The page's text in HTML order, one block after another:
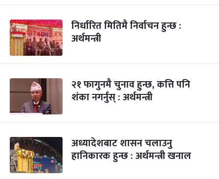
निर्धारित मितिमै निर्वाचन हुन्छ :
अर्थमन्त्री
२१ फागुनमै चुनाव हुन्छ, कत्ति पनि
शंका नगर्नुस् : अर्थमन्त्री
अध्यादेशबाट शासन चलाउनु
हानिकारक हुन्छ : अर्थमन्त्री खनाल